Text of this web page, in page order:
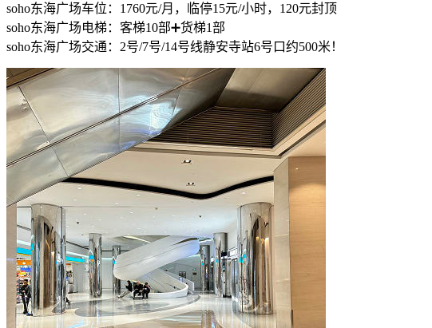
soho东海广场车位：1760元/月，临停15元/小时，120元封顶
soho东海广场电梯：客梯10部➕货梯1部
soho东海广场交通：2号/7号/14号线静安寺站6号口约500米！